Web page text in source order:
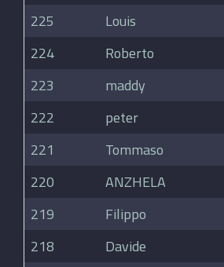
225
Louis
224
Roberto
223
maddy
222
peter
221
Tommaso
220
ANZHELA
219
Filippo
218
Davide